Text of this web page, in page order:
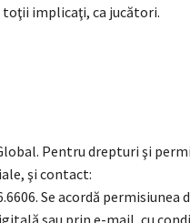
toţii implicaţi, ca jucători.
Pentru drepturi şi
şi contact:
Se acordă permisiunea
sau prin e-mail, cu